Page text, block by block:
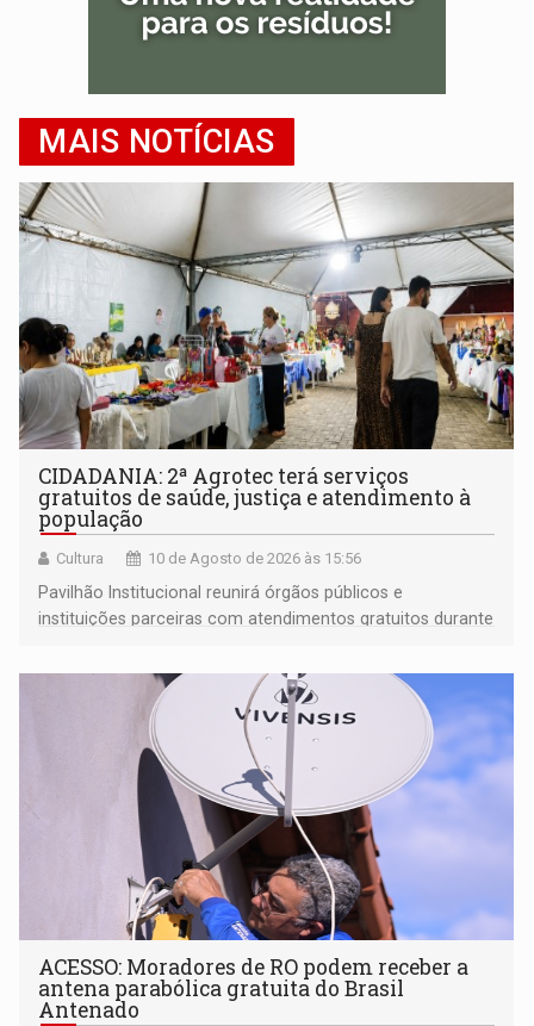
MAIS NOTÍCIAS
CIDADANIA: 2ª Agrotec terá serviços
gratuitos de saúde, justiça e atendimento à
população
Cultura 10 de Agosto de 2026 às 15:56
Pavilhão Institucional reunirá órgãos públicos e
instituições parceiras com atendimentos gratuitos durante
ACESSO: Moradores de RO podem receber a
antena parabólica gratuita do Brasil
Antenado